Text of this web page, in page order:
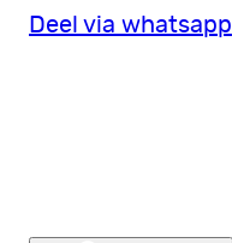
Deel via whatsapp